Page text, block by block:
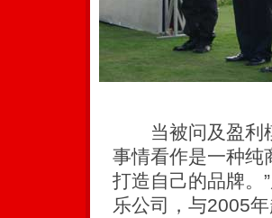
当被问及盈利模
事情看作是一种纯
打造自己的品牌。
乐公司，与2005